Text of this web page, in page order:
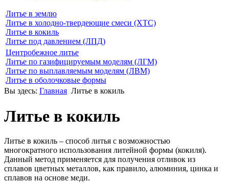
Литье в землю
Литье в холодно-твердеющие смеси (ХТС)
Литье в кокиль
Литье под давлением (ЛПД)
Центробежное литье
Литье по газифицируемым моделям (ЛГМ)
Литье по выплавляемым моделям (ЛВМ)
Литье в оболочковые формы
Вы здесь: Главная Литье в кокиль
Литье в кокиль
Литье в кокиль – способ литья с возможностью
многократного использования литейной формы (кокиля).
Данный метод применяется для получения отливок из
сплавов цветных металлов, как правило, алюминия, цинка и
сплавов на основе меди.